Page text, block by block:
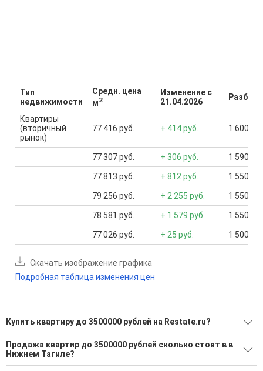
Тип
недвижимости
Средн. цена
м2
Изменение с
21.04.2026
Квартиры
(вторичный
рынок)
77 416 руб. + 414 руб. 1 600
77 307 руб. + 306 руб. 1 590
77 813 руб. + 812 руб. 1 550
79 256 руб. + 2 255 руб. 1 550
78 581 руб. + 1 579 руб. 1 550
77 026 руб. + 25 руб. 1 500
Скачать изображение графика
Подробная таблица изменения цен
Купить квартиру до 3500000 рублей на Restate.ru?
Ищите, как Купить квартиру до 3500000 рублей?
338 актуальных и проверенных объявлений
Продажа квартир до 3500000 рублей сколько стоят в в
Нижнем Тагиле?